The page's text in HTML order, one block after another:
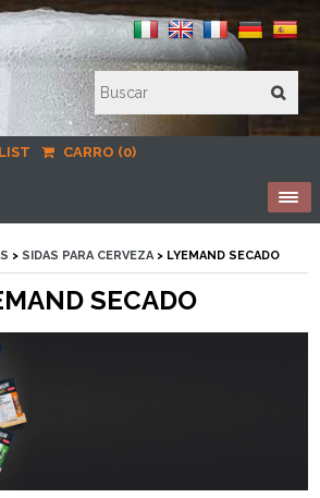
CARRO (0)
> SIDAS PARA CERVEZA> LYEMAND SECADO
SECADO